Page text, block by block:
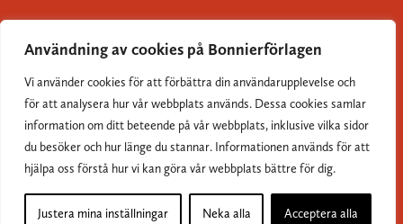
Användning av cookies på Bonnierförlagen
Vi använder cookies för att förbättra din användarupplevelse och
för att analysera hur vår webbplats används. Dessa cookies samlar
information om ditt beteende på vår webbplats, inklusive vilka sidor
du besöker och hur länge du stannar. Informationen används för att
hjälpa oss förstå hur vi kan göra vår webbplats bättre för dig.
Justera mina inställningar Neka alla Acceptera alla
Om Bonnierförlagen
Cookies
Integritetspolicy